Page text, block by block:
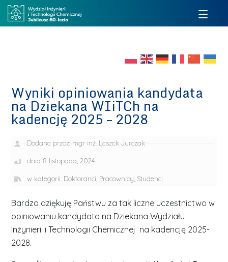
Wyniki opiniowania kandydata
na Dziekana WIiTCh na
kadencję 2025 – 2028
Dodane przez: mgr inż. Leszek Jurczak
dnia 8 listopada, 2024
w kategorii: Doktoranci, Pracownicy, Studenci
Bardzo dziękuję Państwu za tak liczne uczestnictwo w
opiniowaniu kandydata na Dziekana Wydziału
Inżynierii i Technologii Chemicznej na kadencję 2025-
2028.